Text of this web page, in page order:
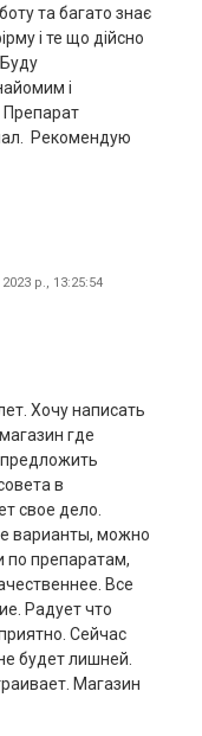
та багато знає
і те що дійсно
і
Препарат
Рекомендую
р., 13:25:54
Хочу написать
где
в
свое дело.
варианты, можно
по препаратам,
Все
Радует что
Сейчас
будет лишней.
Магазин